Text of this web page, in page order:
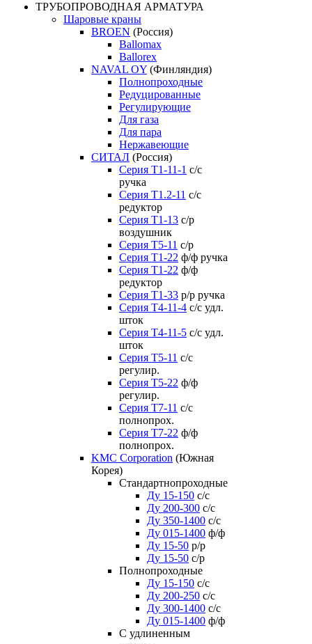
ТРУБОПРОВОДНАЯ АРМАТУРА
Шаровые краны
BROEN (Россия)
Ballomax
Ballorex
NAVAL OY (Финляндия)
Полнопроходные
Редуцированные
Регулирующие
Для газа
Для пара
Нержавеющие
СИТАЛ (Россия)
Серия Т1-11-1 с/с
ручка
Серия Т1.2-11 с/с
редуктор
Серия Т1-13 с/р
воздушник
Серия T5-11 с/р
Серия Т1-22 ф/ф ручка
Серия Т1-22 ф/ф
редуктор
Серия T1-33 р/р ручка
Серия Т4-11-4 с/с удл.
шток
Серия Т4-11-5 с/с удл.
шток
Серия Т5-11 с/с
регулир.
Серия Т5-22 ф/ф
регулир.
Серия Т7-11 с/с
полнопрох.
Серия Т7-22 ф/ф
полнопрох.
KMC Corporation (Южная
Корея)
Стандартнопроходные
Ду 15-150 с/с
Ду 200-300 с/с
Ду 350-1400 с/с
Ду 015-1400 ф/ф
Ду 15-50 р/р
Ду 15-50 с/р
Полнопроходные
Ду 15-150 с/с
Ду 200-250 с/с
Ду 300-1400 с/с
Ду 015-1400 ф/ф
С удлиненным